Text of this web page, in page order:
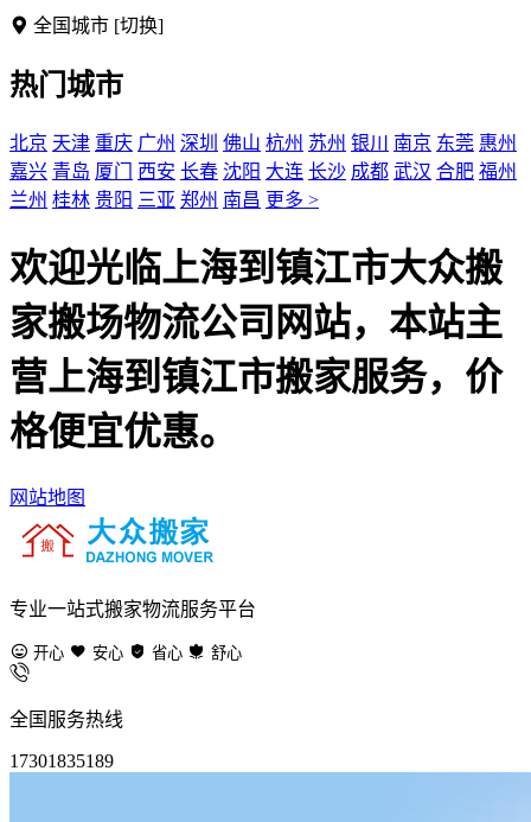
全国城市 [切换]
热门城市
北京 天津 重庆 广州 深圳 佛山 杭州 苏州 银川 南京 东莞 惠州
嘉兴 青岛 厦门 西安 长春 沈阳 大连 长沙 成都 武汉 合肥 福州
兰州 桂林 贵阳 三亚 郑州 南昌 更多 >
欢迎光临上海到镇江市大众搬
家搬场物流公司网站，本站主
营上海到镇江市搬家服务，价
格便宜优惠。
网站地图
专业一站式搬家物流服务平台
开心 安心 省心 舒心
全国服务热线
17301835189